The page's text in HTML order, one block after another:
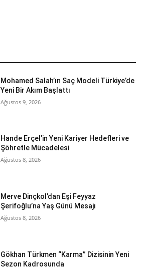
Mohamed Salah’ın Saç Modeli Türkiye’de
Yeni Bir Akım Başlattı
Ağustos 9, 2026
Hande Erçel’in Yeni Kariyer Hedefleri ve
Şöhretle Mücadelesi
Ağustos 8, 2026
Merve Dinçkol’dan Eşi Feyyaz
Şerifoğlu’na Yaş Günü Mesajı
Ağustos 8, 2026
Gökhan Türkmen “Karma” Dizisinin Yeni
Sezon Kadrosunda